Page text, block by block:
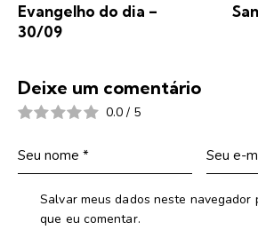
Evangelho do dia –
30/09
Deixe um comentário
0.0 / 5
Salvar meus dados neste navegador
que eu comentar.